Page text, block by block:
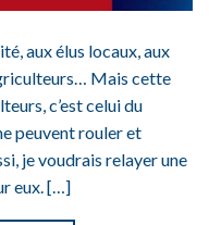
aux élus locaux, aux
Mais cette
c’est celui du
peuvent rouler et
je voudrais relayer une
eux. […]